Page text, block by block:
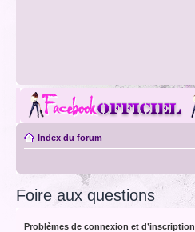
Index du forum
Foire aux questions
Problèmes de connexion et d’inscription